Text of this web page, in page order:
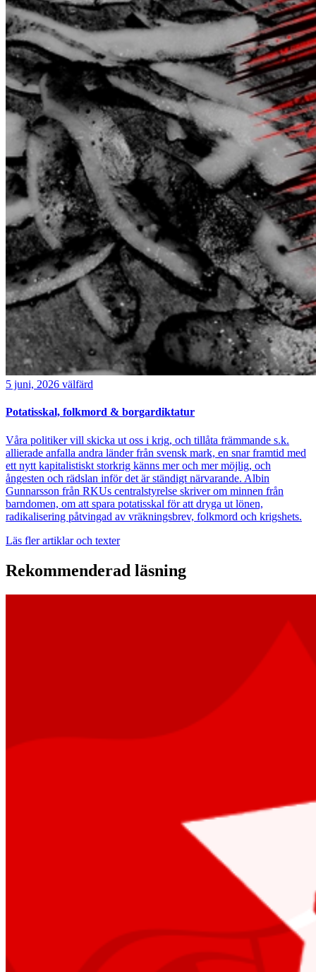
5 juni, 2026 välfärd
Potatisskal, folkmord & borgardiktatur
Våra politiker vill skicka ut oss i krig, och tillåta främmande s.k.
allierade anfalla andra länder från svensk mark, en snar framtid med
ett nytt kapitalistiskt storkrig känns mer och mer möjlig, och
ångesten och rädslan inför det är ständigt närvarande. Albin
Gunnarsson från RKUs centralstyrelse skriver om minnen från
barndomen, om att spara potatisskal för att dryga ut lönen,
radikalisering påtvingad av vräkningsbrev, folkmord och krigshets.
Läs fler artiklar och texter
Rekommenderad läsning